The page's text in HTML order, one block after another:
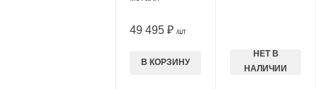
49 495 ₽ /ШТ
В КОРЗИНУ
НЕТ В
НАЛИЧИИ